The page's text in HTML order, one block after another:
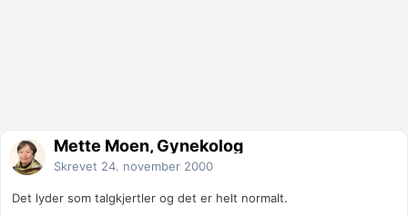
Mette Moen, Gynekolog
Skrevet 24. november 2000
Det lyder som talgkjertler og det er helt normalt.